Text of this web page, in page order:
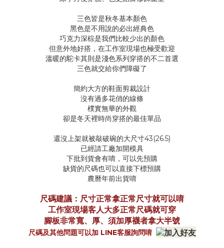
三色皆是秋冬基本顏色
黑色是不用說的必出經典色
巧克力深棕是我們比較少出的顏色
但意外地好搭，在工作室現場也極受歡迎
溫暖的駝卡其則是淺色系列穿搭的不二首選
三色就交給你們障礙了
簡約大方的鞋面剪裁設計
沒有過多花俏的線條
樸實無華的外觀
卻是冬天裡時尚穿搭的最佳單品
還沒上架就被敲破碗的大尺寸43(26.5)
已經請工廠加開模具
下批到貨會有唷，可以先預購
缺貨的尺碼也可以直接下標預購
農曆年前出貨唷
尺碼建議：尺寸正常拿正常尺寸就可以唷
工作室現場客人大多正常尺碼就可穿
腳板非常寬、厚、須加厚襪者拿大半號
尺碼及其他問題可以加 LINE客服詢問唷